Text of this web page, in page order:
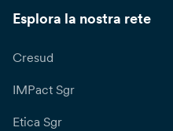
Esplora la nostra rete
Cresud
IMPact Sgr
Etica Sgr